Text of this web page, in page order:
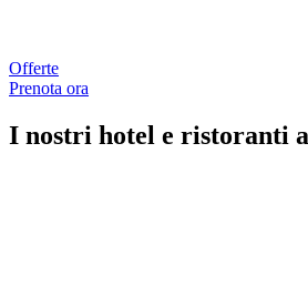
Offerte
Prenota ora
I nostri hotel e ristoranti